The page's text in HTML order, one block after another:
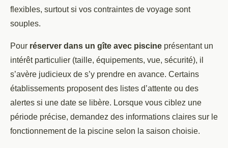
flexibles, surtout si vos contraintes de voyage sont
souples.
Pour réserver dans un gîte avec piscine présentant un
intérêt particulier (taille, équipements, vue, sécurité), il
s’avère judicieux de s’y prendre en avance. Certains
établissements proposent des listes d’attente ou des
alertes si une date se libère. Lorsque vous ciblez une
période précise, demandez des informations claires sur le
fonctionnement de la piscine selon la saison choisie.